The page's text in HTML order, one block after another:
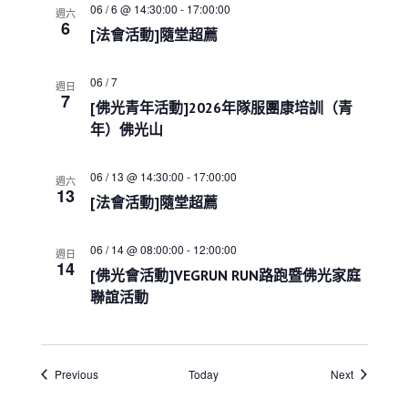
週六
6 [法會活動]隨堂超薦
06 / 6 @ 14:30:00 - 17:00:00
週日
7
[佛光青年活動]2026年隊服團康培訓（青
年）佛光山
06 / 7
週六
13 [法會活動]隨堂超薦
06 / 13 @ 14:30:00 - 17:00:00
週日
14
[佛光會活動]VEGRUN RUN路跑暨佛光家庭
聯誼活動
06 / 14 @ 08:00:00 - 12:00:00
PreviousEvents Today NextEvents